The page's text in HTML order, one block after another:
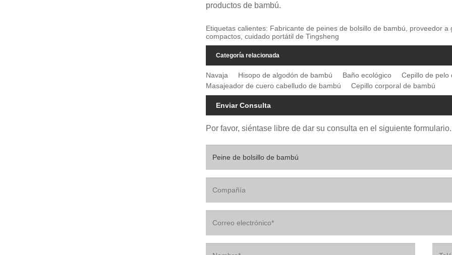
productos de bambú.
Etiquetas calientes: Fabricante de peines de bolsillo de bambú, proveedor
compactos, cuidado portátil de Tingsheng
Categoría relacionada
Navaja Hisopo de algodón de bambú Baño ecológico
Cepillo de pelo
Masajeador de cuero cabelludo de bambú
Cepillo corporal de bambú
Enviar Consulta
Por favor, siéntase libre de dar su consulta en el siguiente